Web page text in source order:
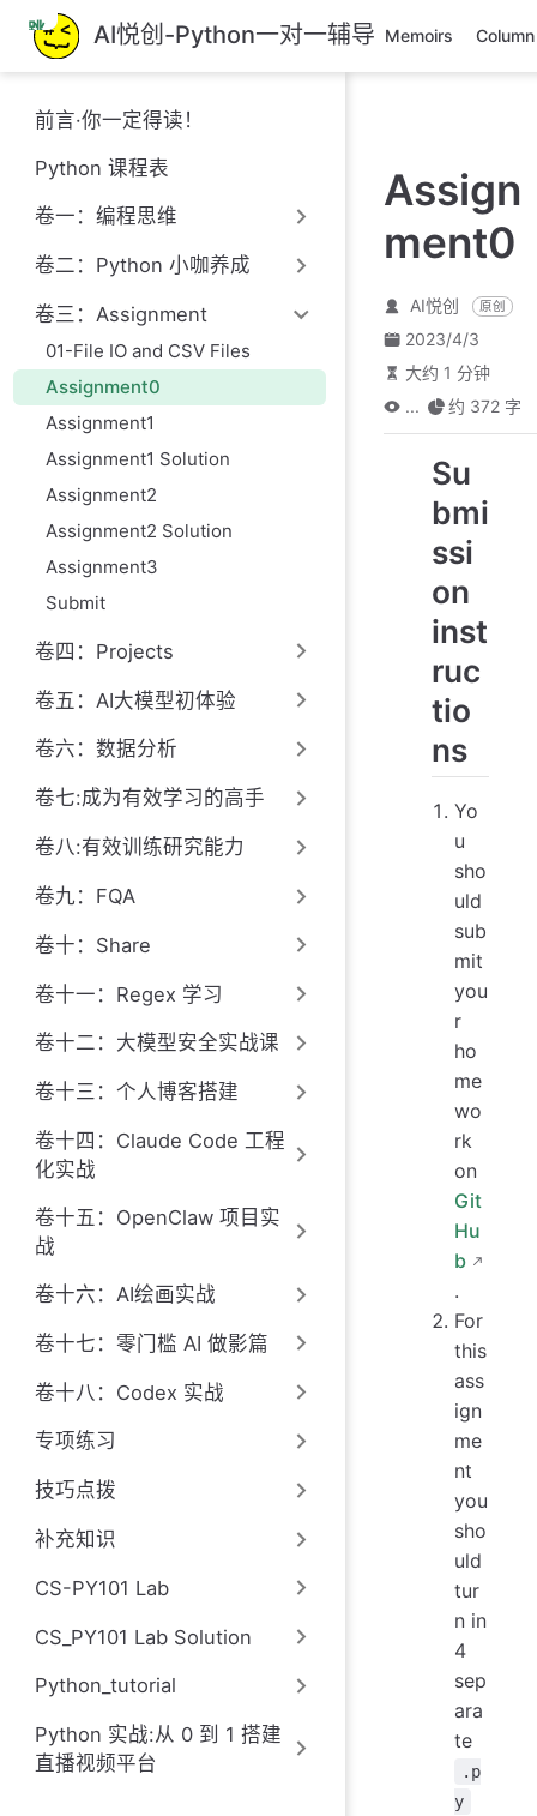
跳
至
主
要
內
AI悦创-Python一对一辅导 Memoirs Column
前言·你一定得读！
Python 课程表
卷一：编程思维
卷二：Python 小咖养成
卷三：Assignment
01-File IO and CSV Files
Assignment0
Assignment1
Assignment1 Solution
Assignment2
Assignment2 Solution
Assignment3
Submit
卷四：Projects
卷五：AI大模型初体验
卷六：数据分析
卷七:成为有效学习的高手
卷八:有效训练研究能力
卷九：FQA
卷十：Share
卷十一：Regex 学习
卷十二：大模型安全实战课
卷十三：个人博客搭建
卷十四：Claude Code 工程
化实战
卷十五：OpenClaw 项目实
战
卷十六：AI绘画实战
卷十七：零门槛 AI 做影篇
卷十八：Codex 实战
专项练习
技巧点拨
补充知识
CS-PY101 Lab
CS_PY101 Lab Solution
Python_tutorial
Python 实战:从 0 到 1 搭建
直播视频平台
Assign
ment0
AI悦创 原创
2023/4/3
大约 1 分钟
...
约 372 字
Su
bmi
ssi
on
inst
ruc
tio
ns
Yo
u
sho
uld
sub
mit
you
r
ho
me
wo
rk
on
Git
Hu
b
.
For
this
ass
ign
me
nt
you
sho
uld
tur
n in
4
sep
ara
te
.p
y